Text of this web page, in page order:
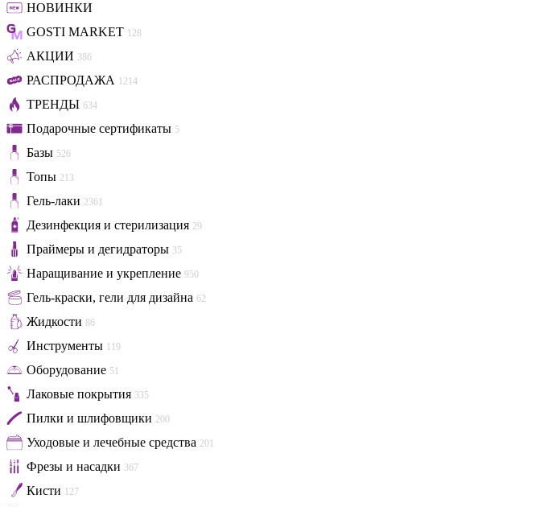
НОВИНКИ
GOSTI MARKET 128
АКЦИИ 386
РАСПРОДАЖА 1214
ТРЕНДЫ 634
Подарочные сертификаты 5
Базы 526
Топы 213
Гель-лаки 2361
Дезинфекция и стерилизация 29
Праймеры и дегидраторы 35
Наращивание и укрепление 950
Гель-краски, гели для дизайна 62
Жидкости 86
Инструменты 119
Оборудование 51
Лаковые покрытия 335
Пилки и шлифовщики 200
Уходовые и лечебные средства 201
Фрезы и насадки 367
Кисти 127